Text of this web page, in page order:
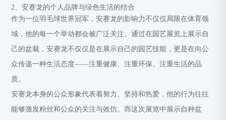
2、安赛龙的个人品牌与绿色生活的结合
作为一位羽毛球世界冠军，安赛龙的影响力不仅仅局限在体育领
域，他的每一个举动都会被广泛关注。通过在园艺展览上展示自
己的盆栽，安赛龙不仅仅是在展示自己的园艺技能，更是在向公
众传递一种生活态度——注重健康、注重环保、注重生活的品
质。
安赛龙本身的公众形象代表着努力、坚持和热爱，他的行为往往
能够激发粉丝和公众的关注与效仿。而这次展览中展示自种盆